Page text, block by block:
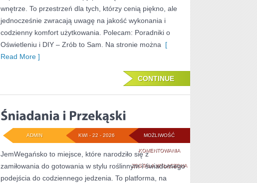
wnętrze. To przestrzeń dla tych, którzy cenią piękno, ale
jednocześnie zwracają uwagę na jakość wykonania i
codzienny komfort użytkowania. Polecam: Poradniki o
Oświetleniu i DIY – Zrób to Sam. Na stronie można [
Read More ]
CONTINUE
MOŻLIWOŚĆ
KOMENTOWANIAŚNIADANIA
I
PRZEKĄSKI
ZOSTAŁA WYŁĄCZONA
KWI - 22 - 2026
ADMIN
JemWegańsko to miejsce, które narodziło się z
zamiłowania do gotowania w stylu roślinnym i świadomego
podejścia do codziennego jedzenia. To platforma, na